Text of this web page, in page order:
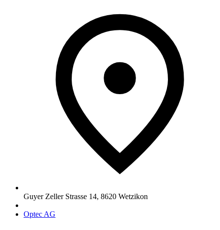
Guyer Zeller Strasse 14, 8620 Wetzikon
Optec AG